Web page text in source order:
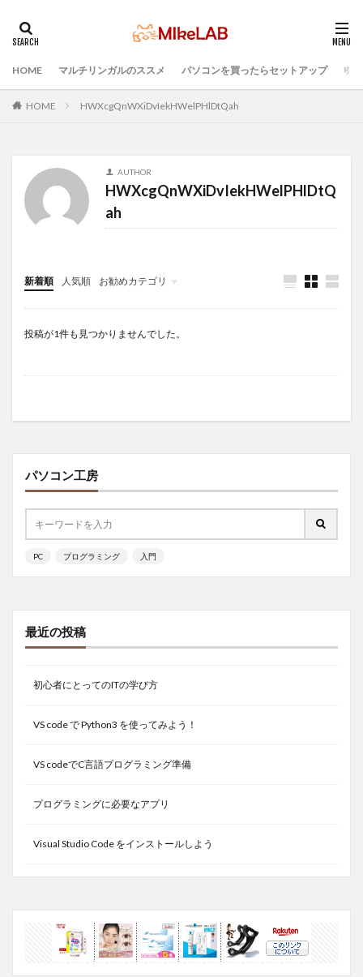
HOME マルチリンガルのススメ パソコンを買ったらセットアップ プ
HOME HWXcgQnWXiDvIekHWelPHlDtQah
AUTHOR
HWXcgQnWXiDvIekHWelPHlDtQ
ah
新着順 人気順 お勧めカテゴリ
Infomation
投稿が1件も見つかりませんでした。
パソコン工房
PC プログラミング 入門
最近の投稿
初心者にとってのITの学び方
VS code で Python3 を使ってみよう！
VS codeでC言語プログラミング準備
プログラミングに必要なアプリ
Visual Studio Code をインストールしよう
タグ
ブラインドタッチ PC選択
ウィルス対策
インストール
初心者
プログラミング言語